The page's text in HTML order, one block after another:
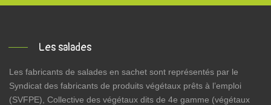
Les salades
Les fabricants de salades en sachet sont représentés par le
Syndicat des fabricants de produits végétaux prêts à l’emploi
(SVFPE), Collective des végétaux dits de 4e gamme (végétaux